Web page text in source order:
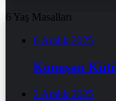
6 Yaş Masalları
6 Aralık 2025
Konuşan
2 Aralık 2025